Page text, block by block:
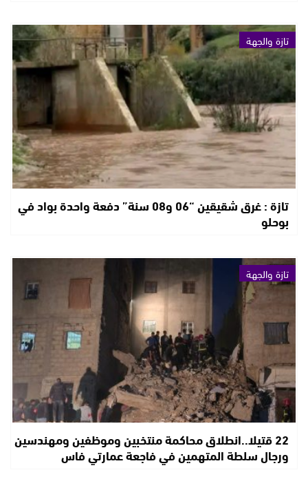
تازة والجهة
تازة : غرق شقيقين “06 و08 سنة” دفعة واحدة بواد في
بوحلو
تازة والجهة
22 قتيلا..انطلاق محاكمة منتخبين وموظفين ومهندسين
ورجال سلطة المتهمين في فاجعة عمارتي فاس